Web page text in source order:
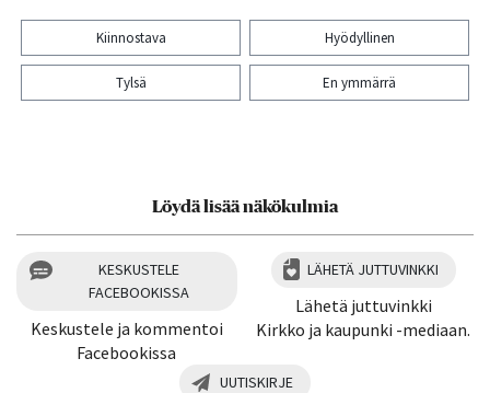
Kiinnostava Hyödyllinen
Tylsä En ymmärrä
Löydä lisää näkökulmia
KESKUSTELE
FACEBOOKISSA
Keskustele ja kommentoi
Facebookissa
LÄHETÄ JUTTUVINKKI
Lähetä juttuvinkki
Kirkko ja kaupunki -mediaan.
UUTISKIRJE